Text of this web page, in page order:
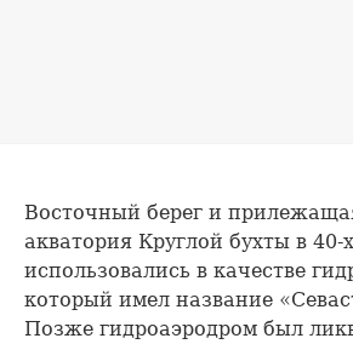
Восточный берег и
акватория Круглой бухты в 40-
использовались в качестве
который имел название
Позже гидроаэродром был